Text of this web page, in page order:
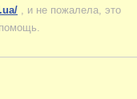
, и не пожалела, это